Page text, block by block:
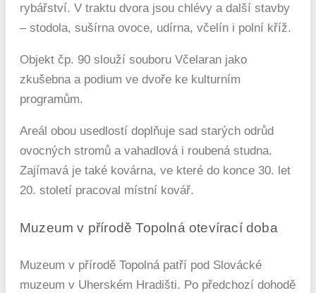
rybářství. V traktu dvora jsou chlévy a další stavby
– stodola, sušírna ovoce, udírna, včelín i polní kříž.
Objekt čp. 90 slouží souboru Včelaran jako
zkušebna a podium ve dvoře ke kulturním
programům.
Areál obou usedlostí doplňuje sad starých odrůd
ovocných stromů a vahadlová i roubená studna.
Zajímavá je také kovárna, ve které do konce 30. let
20. století pracoval místní kovář.
Muzeum v přírodě Topolná otevírací doba
Muzeum v přírodě Topolná patří pod Slovácké
muzeum v Uherském Hradišti. Po předchozí dohodě